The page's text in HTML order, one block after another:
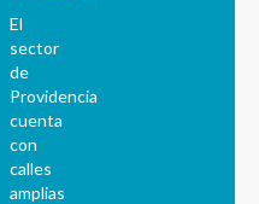
El
sector
de
Providencia
cuenta
con
calles
amplias